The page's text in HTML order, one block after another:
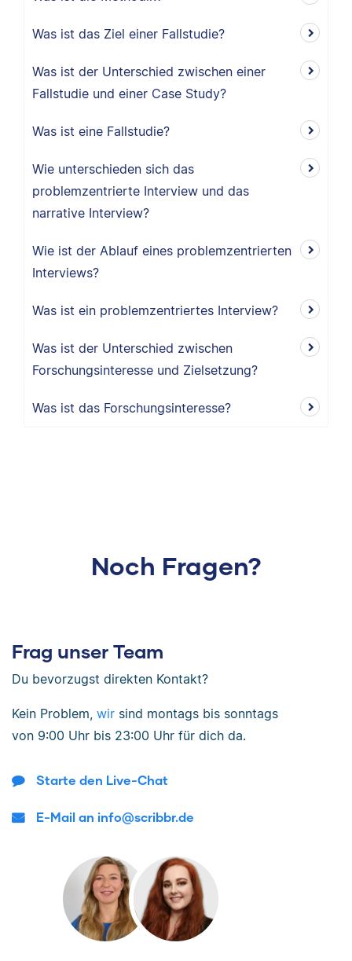
Was ist das Ziel einer Fallstudie?
Was ist der Unterschied zwischen einer
Fallstudie und einer Case Study?
Was ist eine Fallstudie?
Wie unterschieden sich das
problemzentrierte Interview und das
narrative Interview?
Wie ist der Ablauf eines problemzentrierten
Interviews?
Was ist ein problemzentriertes Interview?
Was ist der Unterschied zwischen
Forschungsinteresse und Zielsetzung?
Was ist das Forschungsinteresse?
Noch Fragen?
Frag unser Team
Du bevorzugst direkten Kontakt?
Kein Problem, wir sind montags bis sonntags
von 9:00 Uhr bis 23:00 Uhr für dich da.
Starte den Live-Chat
E-Mail an info@scribbr.de